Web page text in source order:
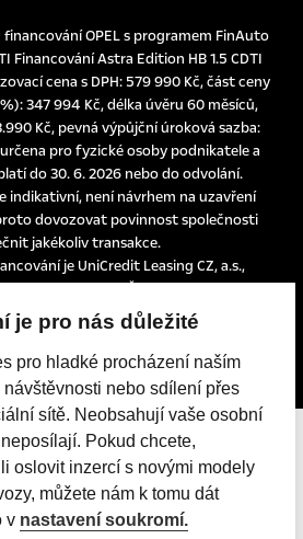
OPEL s programem FinAuto
Financování Astra Edition HB 1.5 CDTI
cena s DPH: 579 990 Kč, část ceny
347 994 Kč, délka úvěru 60 měsíců,
Kč, pevná výpůjční úroková sazba:
pro fyzické osoby podnikatele a
do 30. 6. 2026 nebo do odvolání.
indikativní, není návrhem na uzavření
dovozovat povinnost společnosti
jakékoliv transakce.
je UniCredit Leasing CZ, a.s.,
140 10 Praha 4, IČO: 15886492
je pro nás důležité
pro hladké procházení naším
nebo sdílení přes
sítě. Neobsahují vaše osobní
Pokud chcete,
oslovit inzercí s novými modely
můžete nám k tomu dát
v nastavení soukromí.